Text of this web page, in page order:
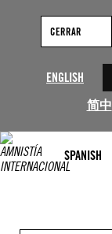
ENGLISH
简中
CERRAR
SPANISH
contenido